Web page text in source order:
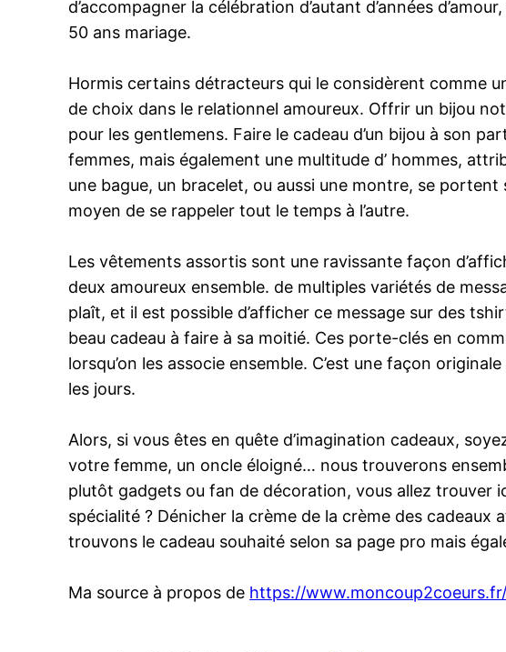
d’accompagner la célébration d’autant d’années
50 ans mariage.
Hormis certains détracteurs qui le considèrent comme
de choix dans le relationnel amoureux. Offrir un bijou
pour les gentlemens. Faire le cadeau d’un bijou à son
femmes, mais également une multitude d’ hommes,
une bague, un bracelet, ou aussi une montre, se
moyen de se rappeler tout le temps à l’autre.
Les vêtements assortis sont une ravissante façon
deux amoureux ensemble. de multiples variétés de
plaît, et il est possible d’afficher ce message sur des
beau cadeau à faire à sa moitié. Ces porte-clés en
lorsqu’on les associe ensemble. C’est une façon
les jours.
Alors, si vous êtes en quête d’imagination cadeaux,
votre femme, un oncle éloigné… nous trouverons
plutôt gadgets ou fan de décoration, vous allez trouver
spécialité ? Dénicher la crème de la crème des cadeaux
trouvons le cadeau souhaité selon sa page pro mais
Ma source à propos de https://